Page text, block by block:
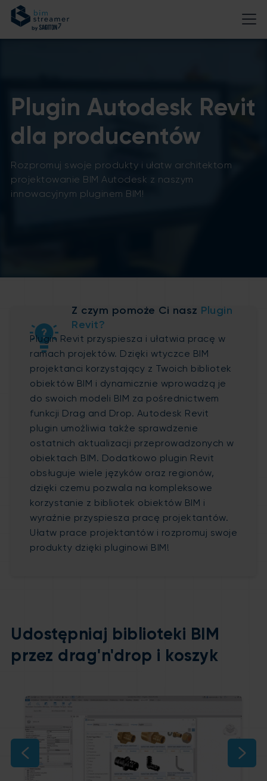
Plugin Autodesk Revit
dla producentów
Rozpromuj swoje produkty i ułatw architektom
projektowanie BIM Autodesk z naszym
innowacyjnym pluginem BIM!
Z czym pomoże Ci nasz Plugin
Revit?
Plugin Revit przyspiesza i ułatwia pracę w
ramach projektów. Dzięki wtyczce BIM
projektanci korzystający z Twoich bibliotek
obiektów BIM i dynamicznie wprowadzą je
do swoich modeli BIM za pośrednictwem
funkcji Drag and Drop. Autodesk Revit
plugin umożliwia także sprawdzenie
ostatnich aktualizacji przeprowadzonych w
obiektach BIM. Dodatkowo plugin Revit
obsługuje wiele języków oraz regionów,
dzięki czemu pozwala na kompleksowe
korzystanie z bibliotek obiektów BIM i
wyraźnie przyspiesza pracę projektantów.
Ułatw prace projektantów i rozpromuj swoje
produkty dzięki pluginowi BIM!
Udostępniaj biblioteki BIM
przez drag'n'drop i koszyk